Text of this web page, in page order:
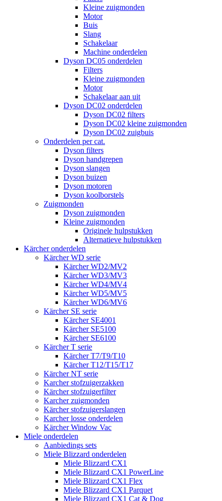
Kleine zuigmonden
Motor
Buis
Slang
Schakelaar
Machine onderdelen
Dyson DC05 onderdelen
Filters
Kleine zuigmonden
Motor
Schakelaar aan uit
Dyson DC02 onderdelen
Dyson DC02 filters
Dyson DC02 kleine zuigmonden
Dyson DC02 zuigbuis
Onderdelen per cat.
Dyson filters
Dyson handgrepen
Dyson slangen
Dyson buizen
Dyson motoren
Dyson koolborstels
Zuigmonden
Dyson zuigmonden
Kleine zuigmonden
Originele hulpstukken
Alternatieve hulpstukken
Kärcher onderdelen
Kärcher WD serie
Kärcher WD2/MV2
Kärcher WD3/MV3
Kärcher WD4/MV4
Kärcher WD5/MV5
Kärcher WD6/MV6
Kärcher SE serie
Kärcher SE4001
Kärcher SE5100
Kärcher SE6100
Kärcher T serie
Kärcher T7/T9/T10
Kärcher T12/T15/T17
Kärcher NT serie
Karcher stofzuigerzakken
Kärcher stofzuigerfilter
Karcher zuigmonden
Kärcher stofzuigerslangen
Karcher losse onderdelen
Kärcher Window Vac
Miele onderdelen
Aanbiedings sets
Miele Blizzard onderdelen
Miele Blizzard CX1
Miele Blizzard CX1 PowerLine
Miele Blizzard CX1 Flex
Miele Blizzard CX1 Parquet
Miele Blizzard CX1 Cat & Dog